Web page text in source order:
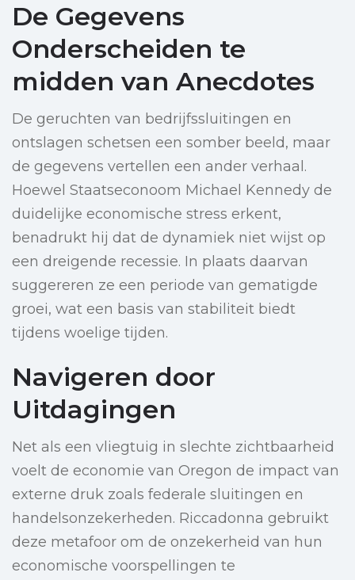
De Gegevens
Onderscheiden te
midden van Anecdotes
De geruchten van bedrijfssluitingen en
ontslagen schetsen een somber beeld, maar
de gegevens vertellen een ander verhaal.
Hoewel Staatseconoom Michael Kennedy de
duidelijke economische stress erkent,
benadrukt hij dat de dynamiek niet wijst op
een dreigende recessie. In plaats daarvan
suggereren ze een periode van gematigde
groei, wat een basis van stabiliteit biedt
tijdens woelige tijden.
Navigeren door
Uitdagingen
Net als een vliegtuig in slechte zichtbaarheid
voelt de economie van Oregon de impact van
externe druk zoals federale sluitingen en
handelsonzekerheden. Riccadonna gebruikt
deze metafoor om de onzekerheid van hun
economische voorspellingen te